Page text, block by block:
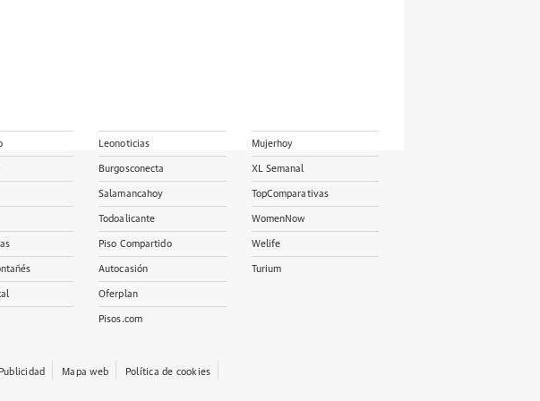
Leonoticias
Burgosconecta
Salamancahoy
Todoalicante
Piso Compartido
Autocasión
Oferplan
Pisos.com
Mujerhoy
XL Semanal
TopComparativas
WomenNow
Welife
Turium
Publicidad Mapa web Política de cookies